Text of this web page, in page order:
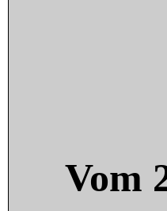
Vom